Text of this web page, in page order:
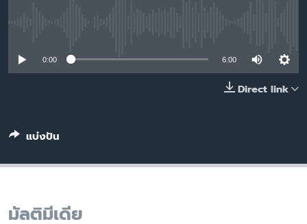
การ
ค้นหา
ไลฟ์สไตล์
พอดคาสต์
0:00 6:00
Direct link
แบ่งปัน
มัลติมีเดีย